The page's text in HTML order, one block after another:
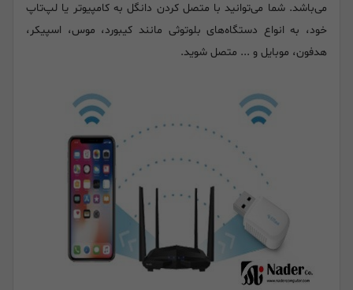
می‌باشد. شما می‌توانید با متصل کردن دانگل به کامپیوتر یا لپ‌تاپ
خود، به انواع دستگاه‌های بلوتوثی مانند کیبورد، موس، اسپیکر،
هدفون، موبایل و ... متصل شوید.